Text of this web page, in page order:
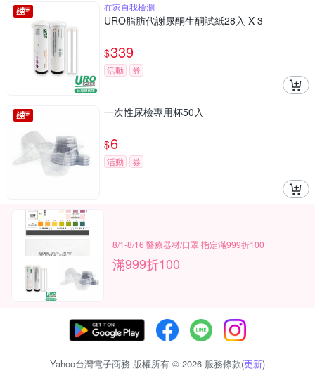
在家自我檢測
URO脂肪代謝尿酮生酮試紙28入 X 3
$339
活動 券
一次性尿檢專用杯50入
$6
活動 券
8/1-8/16 醫療器材/口罩 指定滿999折100
滿999折100
Yahoo台灣電子商務 版權所有 © 2026 服務條款(更新)